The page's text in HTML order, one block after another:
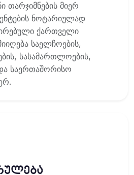
თარჯიმნების მიერ
ნოტარიულად
ქართველი
საელჩოების,
სასამართლოების,
საერთაშორისო